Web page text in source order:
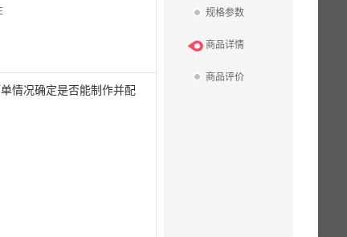
规格参数
商品详情
商品评价
情况确定是否能制作并配